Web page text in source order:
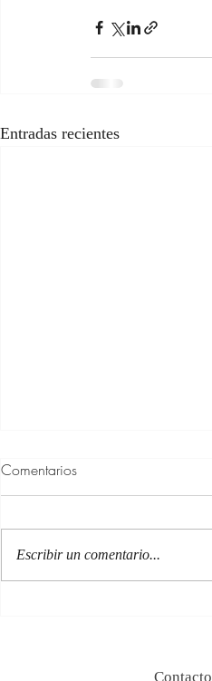
Entradas recientes
Comentarios
Escribir un comentario...
Contacto